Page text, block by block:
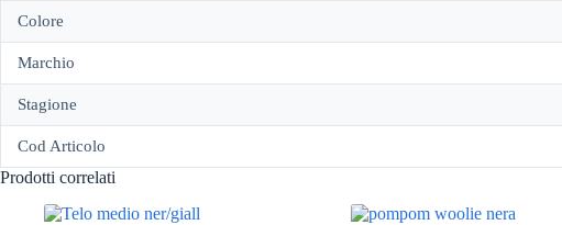
Colore
Marchio
Stagione
Cod Articolo
Prodotti correlati